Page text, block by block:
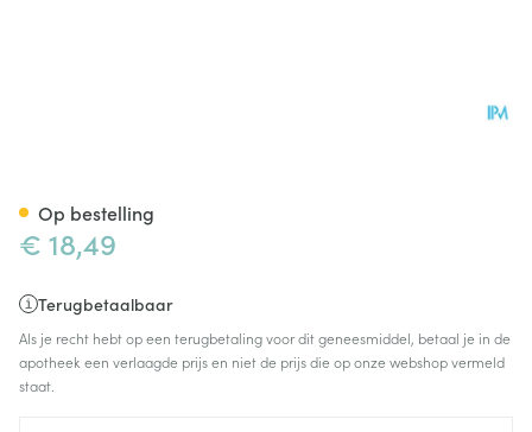
€ 18,49
Terugbetaalbaar
Als je recht hebt op een terugbetaling voor dit geneesmiddel, betaal je in de
apotheek een verlaagde prijs en niet de prijs die op onze webshop vermeld
staat.
Op bestelling